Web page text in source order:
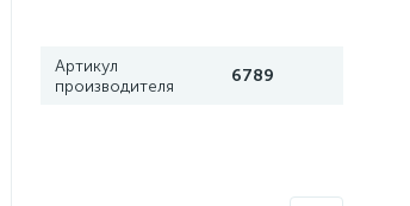
Артикул
производителя
6789